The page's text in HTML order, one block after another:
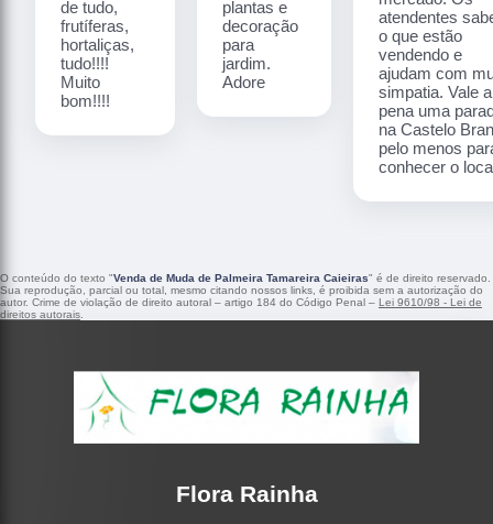
de tudo,
frutíferas,
hortaliças,
tudo!!!!
Muito
bom!!!!
plantas e
decoração
para
jardim.
Adore
atendentes
o que estão
vendendo e
ajudam com
simpatia. Vale a
pena uma
na Castelo
pelo menos
conhecer o
O conteúdo do texto "Venda de Muda de Palmeira Tamareira Caieiras" é de direito reservado.
Sua reprodução, parcial ou total, mesmo citando nossos links, é proibida sem a autorização do
autor. Crime de violação de direito autoral – artigo 184 do Código Penal – Lei 9610/98 - Lei de
direitos autorais
Flora Rainha